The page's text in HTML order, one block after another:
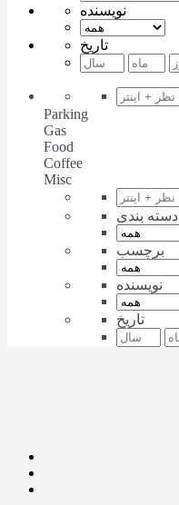
نویسنده
تاریخ
Parking
Gas
Food
Coffee
Misc
دسته بندی
برچسب
نویسنده
تاریخ